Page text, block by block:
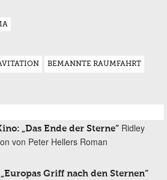
BEMANNTE RAUMFAHRT
„Das Ende der Sterne“ Ridley
von Peter Hellers Roman
Griff nach den Sternen“